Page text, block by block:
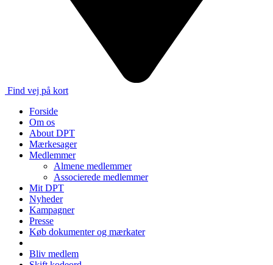
Find vej på kort
Forside
Om os
About DPT
Mærkesager
Medlemmer
Almene medlemmer
Associerede medlemmer
Mit DPT
Nyheder
Kampagner
Presse
Køb dokumenter og mærkater
Bliv medlem